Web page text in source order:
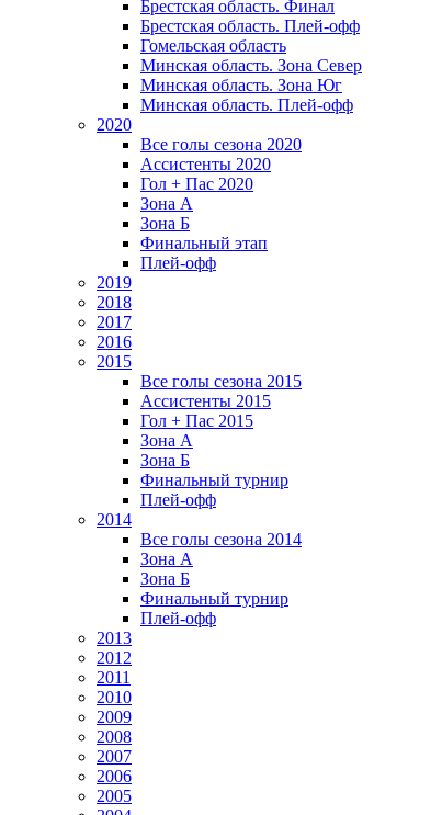
Брестская область. Финал
Брестская область. Плей-офф
Гомельская область
Минская область. Зона Север
Минская область. Зона Юг
Минская область. Плей-офф
2020
Все голы сезона 2020
Ассистенты 2020
Гол + Пас 2020
Зона А
Зона Б
Финальный этап
Плей-офф
2019
2018
2017
2016
2015
Все голы сезона 2015
Ассистенты 2015
Гол + Пас 2015
Зона А
Зона Б
Финальный турнир
Плей-офф
2014
Все голы сезона 2014
Зона А
Зона Б
Финальный турнир
Плей-офф
2013
2012
2011
2010
2009
2008
2007
2006
2005